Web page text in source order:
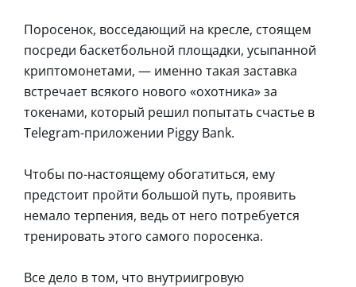
Поросенок, восседающий на кресле, стоящем
посреди баскетбольной площадки, усыпанной
криптомонетами, — именно такая заставка
встречает всякого нового «охотника» за
токенами, который решил попытать счастье в
Telegram-приложении Piggy Bank.
Чтобы по-настоящему обогатиться, ему
предстоит пройти большой путь, проявить
немало терпения, ведь от него потребуется
тренировать этого самого поросенка.
Все дело в том, что внутриигровую